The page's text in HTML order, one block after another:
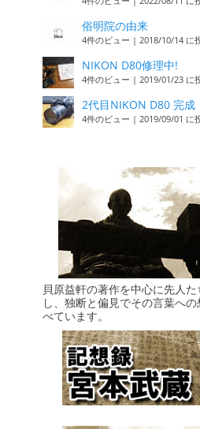
俗明院の由来
4件のビュー | 2018/10/14 に
NIKON D80修理中!
4件のビュー | 2019/01/23 に
2代目NIKON D80 完成
4件のビュー | 2019/09/01 に
貝原益軒の著作を中心に先人
し、独断と偏見でその言葉へ
べています。